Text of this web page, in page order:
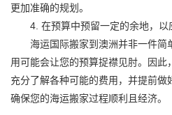
更加准确的规划。
4. 在预算中预留一定的余地，以
海运国际搬家到澳洲并非一件简
用可能会让您的预算捉襟见肘。因
充分了解各种可能的费用，并提前
确保您的海运搬家过程顺利且经济。